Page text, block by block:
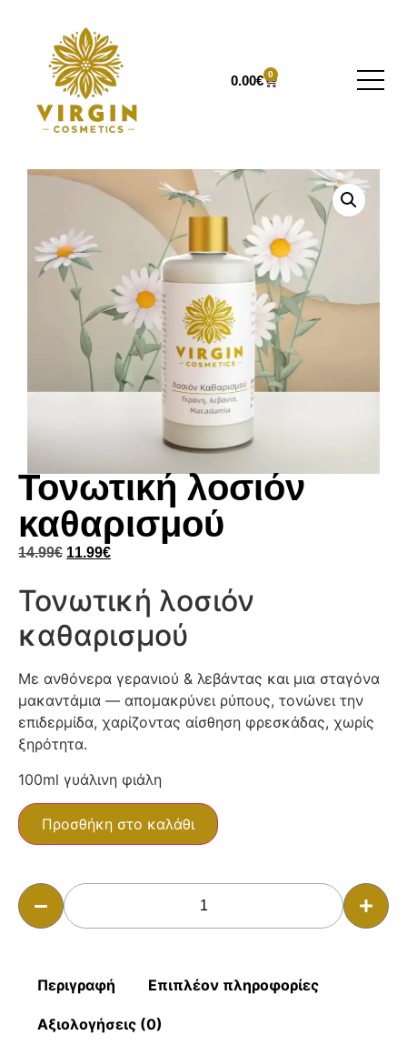
0.00€ 0
Τονωτική λοσιόν
καθαρισμού
14.99€ 11.99€
Τονωτική λοσιόν
καθαρισμού
Με ανθόνερα γερανιού & λεβάντας και μια σταγόνα
μακαντάμια — απομακρύνει ρύπους, τονώνει την
επιδερμίδα, χαρίζοντας αίσθηση φρεσκάδας, χωρίς
ξηρότητα.
100ml γυάλινη φιάλη
Προσθήκη στο καλάθι
Περιγραφή Επιπλέον πληροφορίες
Αξιολογήσεις (0)